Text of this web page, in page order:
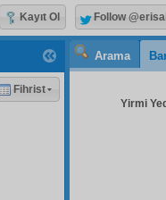
Arama
Yirmi
Fihrist
Kayıt Ol Follow